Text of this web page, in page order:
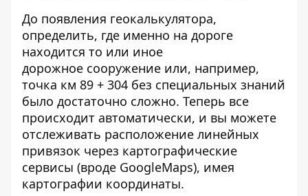
До появления геокалькулятора,
определить, где именно на дороге
находится то или иное
дорожное сооружение или, например,
точка км 89 + 304 без специальных знаний
было достаточно сложно. Теперь все
происходит автоматически, и вы можете
отслеживать расположение линейных
привязок через картографические
сервисы (вроде GoogleMaps), имея
картографии координаты.